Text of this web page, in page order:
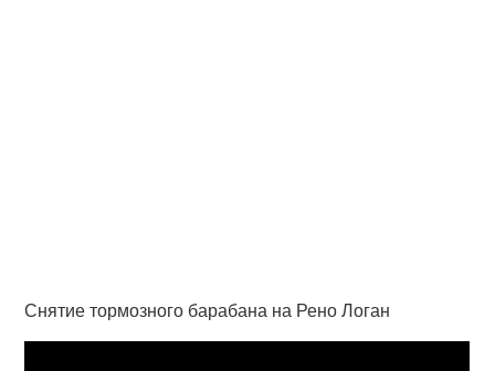
Снятие тормозного барабана на Рено Логан